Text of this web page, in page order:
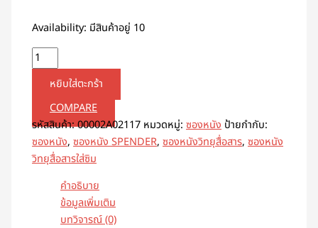
Availability: มีสินค้าอยู่ 10
หยิบใส่ตะกร้า
COMPARE
รหัสสินค้า:00002A02117 หมวดหมู่:ซองหนัง ป้ายกำกับ:
ซองหนัง,ซองหนัง SPENDER,ซองหนังวิทยุสื่อสาร,ซองหนัง
วิทยุสื่อสารใส่ซิม
คำอธิบาย
ข้อมูลเพิ่มเติม
บทวิจารณ์ (0)